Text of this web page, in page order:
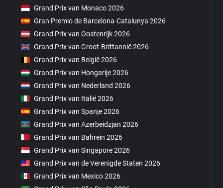
Grand Prix van Monaco 2026
Gran Premio de Barcelona-Catalunya 2026
Grand Prix van Oostenrijk 2026
Grand Prix van Groot-Brittannië 2026
Grand Prix van België 2026
Grand Prix van Hongarije 2026
Grand Prix van Nederland 2026
Grand Prix van Italië 2026
Grand Prix van Spanje 2026
Grand Prix van Azerbeidzjan 2026
Grand Prix van Bahrein 2026
Grand Prix van Singapore 2026
Grand Prix van de Verenigde Staten 2026
Grand Prix van Mexico 2026